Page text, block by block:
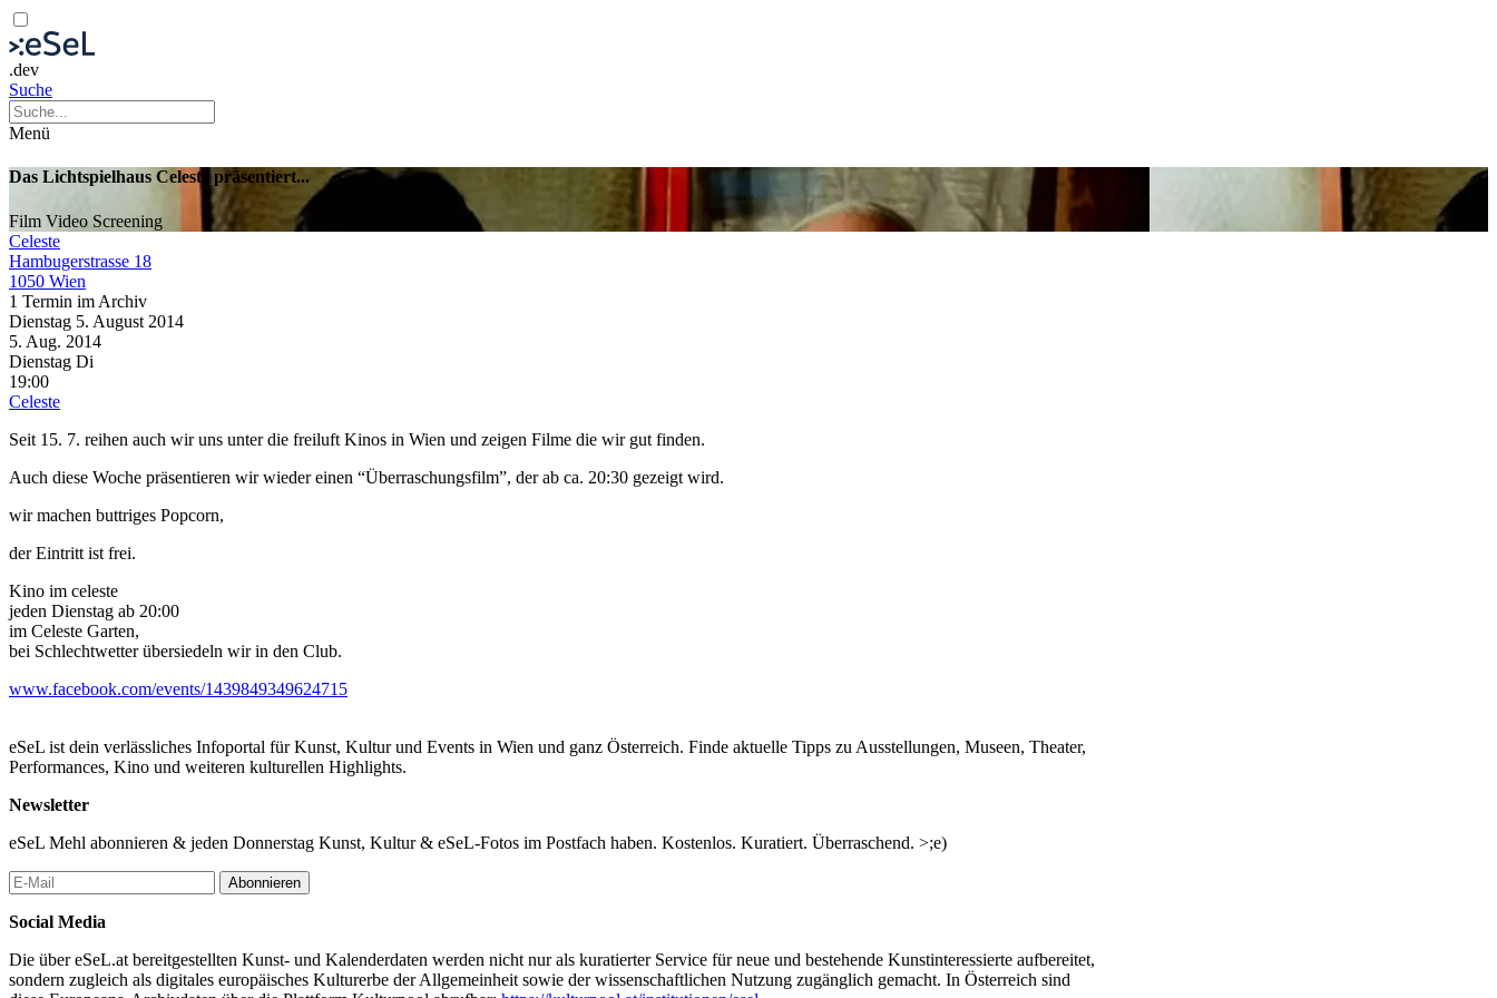
.dev
Suche
Menü
Das Lichtspielhaus Celeste präsentiert...
Film Video Screening
Celeste
Hambugerstrasse 18
1050 Wien
1 Termin im Archiv
Dienstag 5. August 2014
5. Aug. 2014
Dienstag Di
19:00
Celeste
Seit 15. 7. reihen auch wir uns unter die freiluft Kinos in Wien und zeigen Filme die wir gut finden.
Auch diese Woche präsentieren wir wieder einen “Überraschungsfilm”, der ab ca. 20:30 gezeigt wird.
wir machen buttriges Popcorn,
der Eintritt ist frei.
Kino im celeste
jeden Dienstag ab 20:00
im Celeste Garten,
bei Schlechtwetter übersiedeln wir in den Club.
www.facebook.com/events/1439849349624715
eSeL ist dein verlässliches Infoportal für Kunst, Kultur und Events in Wien und ganz Österreich. Finde aktuelle Tipps zu Ausstellungen, Museen, Theater,
Performances, Kino und weiteren kulturellen Highlights.
Newsletter
eSeL Mehl abonnieren & jeden Donnerstag Kunst, Kultur & eSeL-Fotos im Postfach haben. Kostenlos. Kuratiert. Überraschend. >;e)
Abonnieren
Social Media
Die über eSeL.at bereitgestellten Kunst- und Kalenderdaten werden nicht nur als kuratierter Service für neue und bestehende Kunstinteressierte aufbereitet,
sondern zugleich als digitales europäisches Kulturerbe der Allgemeinheit sowie der wissenschaftlichen Nutzung zugänglich gemacht. In Österreich sind